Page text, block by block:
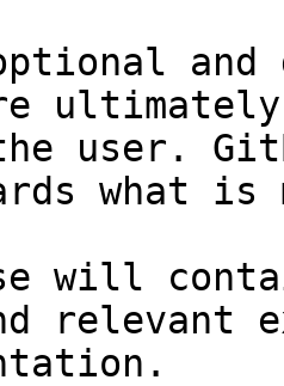
and
user.
what
will
relevant